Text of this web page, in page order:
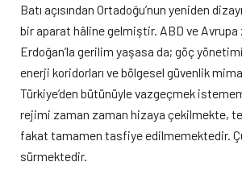
Batı açısından Ortadoğu’nun yeniden
bir aparat hâline gelmiştir. ABD ve Avrupa
Erdoğan’la gerilim yaşasa da; göç
enerji koridorları ve bölgesel güvenlik
Türkiye’den bütünüyle vazgeçmek
rejimi zaman zaman hizaya çekilmekte,
fakat tamamen tasfiye edilmemektedir.
sürmektedir.